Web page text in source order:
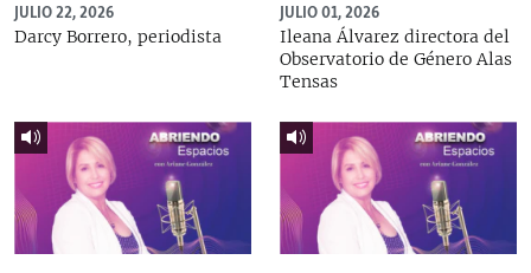
JULIO 22, 2026
Darcy Borrero, periodista
JULIO 01, 2026
Ileana Álvarez directora del
Observatorio de Género Alas
Tensas